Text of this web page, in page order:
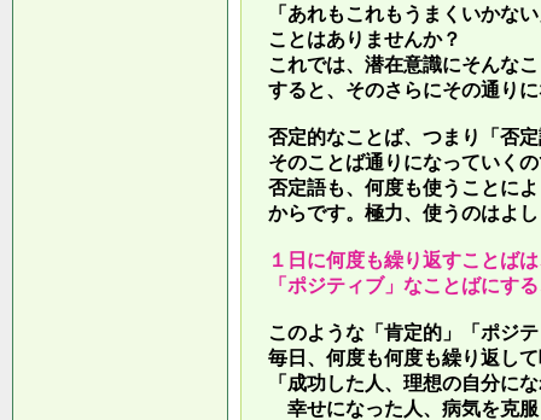
「あれもこれもうまくいかな
ことはありませんか？
これでは、潜在意識にそんな
すると、そのさらにその通り
否定的なことば、つまり「否
そのことば通りになっていく
否定語も、何度も使うことに
からです。極力、使うのはよ
１日に何度も繰り返すことば
「ポジティブ」なことばにす
このような「肯定的」「ポジ
毎日、何度も何度も繰り返し
「成功した人、理想の自分に
幸せになった人、病気を克服